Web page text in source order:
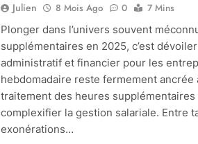
Julien 8 Mois Ago 0
7 Mins
Plonger dans l’univers souvent
supplémentaires en 2025, c’est
administratif et financier pour les
hebdomadaire reste fermement
traitement des heures supplémentaires
complexifier la gestion salariale. Entre
exonérations…